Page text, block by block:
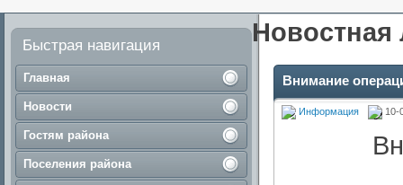
Быстрая навигация
Главная
Новости
Гостям района
Поселения района
Новостная
Внимание
Информация 10-